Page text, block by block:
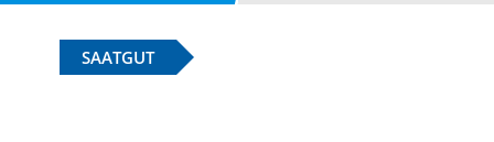
SAATGUT